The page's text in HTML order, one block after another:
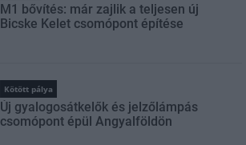
M1 bővítés: már zajlik a teljesen új
Bicske Kelet csomópont építése
Kötött pálya
Új gyalogosátkelők és jelzőlámpás
csomópont épül Angyalföldön